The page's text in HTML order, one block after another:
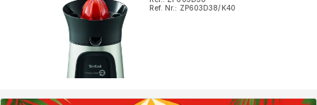
Ref. Nr.: ZP603D38/K40